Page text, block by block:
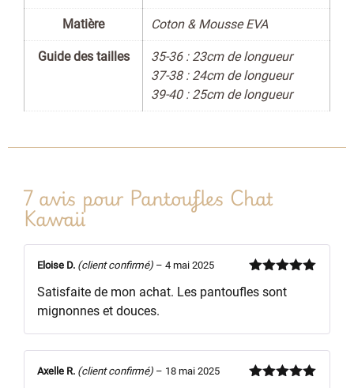
Matière Coton & Mousse EVA
Guide des tailles
35-36 : 23cm de longueur
37-38 : 24cm de longueur
39-40 : 25cm de longueur
7 avis pour Pantoufles Chat
Kawaii
5
Eloise D. (client confirmé) – 4 mai 2025
Satisfaite de mon achat. Les pantoufles sont
mignonnes et douces.
Axelle R. (client confirmé) – 18 mai 2025